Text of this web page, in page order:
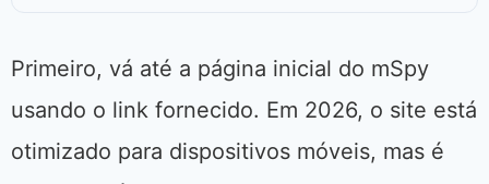
Primeiro, vá até a página inicial do mSpy
usando o link fornecido. Em 2026, o site está
otimizado para dispositivos móveis, mas é